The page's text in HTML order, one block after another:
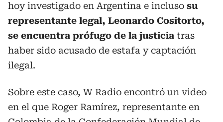
hoy investigado en Argentina e incluso su
representante legal, Leonardo Cositorto,
se encuentra prófugo de la justicia tras
haber sido acusado de estafa y captación
ilegal.
Sobre este caso, W Radio encontró un video
en el que Roger Ramírez, representante en